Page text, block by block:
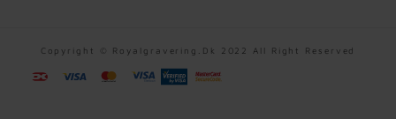
Copyright © Royalgravering.dk 2022 All Right Reserved